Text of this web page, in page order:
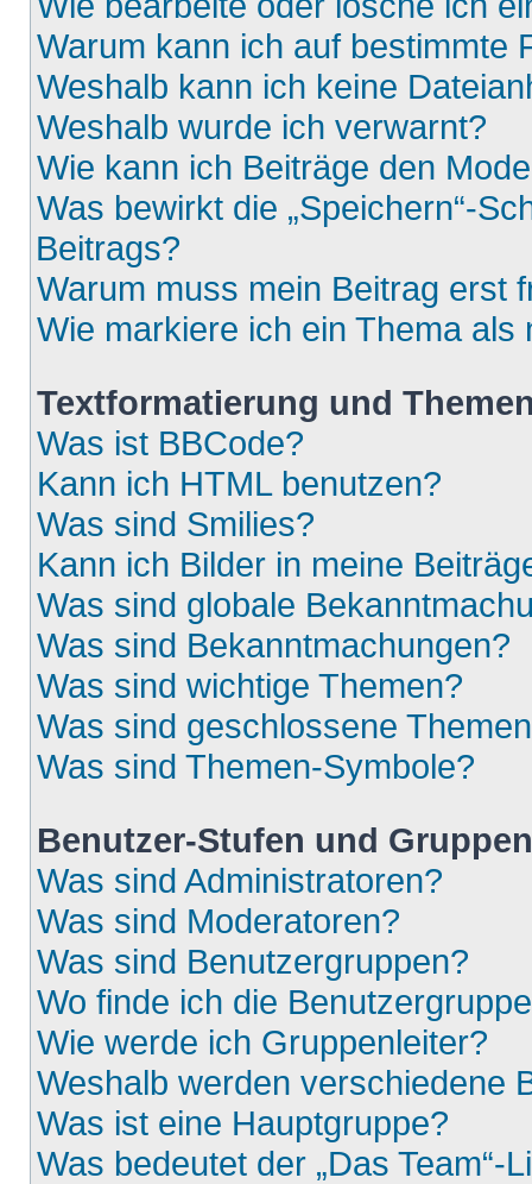
Warum kann ich auf bestimmte
Weshalb kann ich keine
Weshalb wurde ich verwarnt?
Wie kann ich Beiträge den
Was bewirkt die „Speichern“-
Beitrags?
Warum muss mein Beitrag erst
Wie markiere ich ein Thema als
Textformatierung und
Was ist BBCode?
Kann ich HTML benutzen?
Was sind Smilies?
Kann ich Bilder in meine
Was sind globale
Was sind Bekanntmachungen?
Was sind wichtige Themen?
Was sind geschlossene
Was sind Themen-Symbole?
Benutzer-Stufen und Gruppen
Was sind Administratoren?
Was sind Moderatoren?
Was sind Benutzergruppen?
Wo finde ich die
Wie werde ich Gruppenleiter?
Weshalb werden verschiedene
Was ist eine Hauptgruppe?
Was bedeutet der „Das Team“-